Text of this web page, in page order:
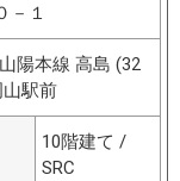
－１
陽本線 高島 (32
駅前
10階建て /
SRC